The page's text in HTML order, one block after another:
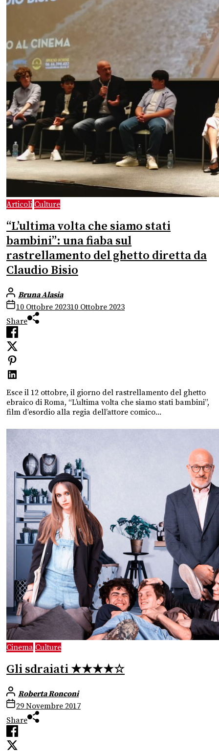
Articoli Culture
“L’ultima volta che siamo stati
bambini”: una fiaba sul
rastrellamento del ghetto diretta da
Claudio Bisio
Bruna Alasia
10 Ottobre 202310 Ottobre 2023
Share
Esce il 12 ottobre, il giorno del rastrellamento del ghetto
ebraico di Roma, “L’ultima volta che siamo stati bambini”,
film d’esordio alla regia dell’attore comico...
Cinema Culture
Gli sdraiati ★★★★☆
Roberta Ronconi
29 Novembre 2017
Share